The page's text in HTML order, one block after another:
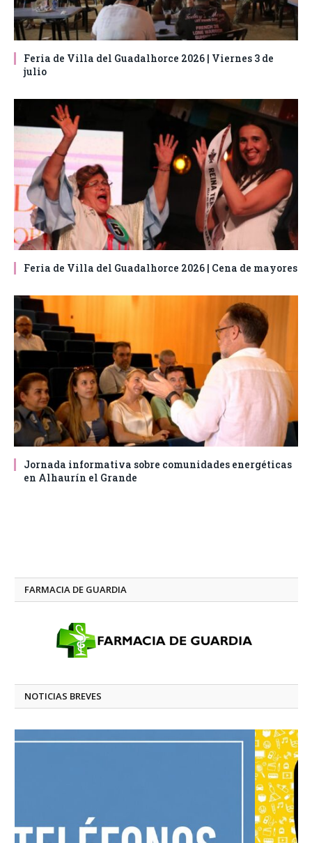
Feria de Villa del Guadalhorce 2026 | Viernes 3 de
julio
Feria de Villa del Guadalhorce 2026 | Cena de mayores
Jornada informativa sobre comunidades energéticas
en Alhaurín el Grande
FARMACIA DE GUARDIA
NOTICIAS BREVES